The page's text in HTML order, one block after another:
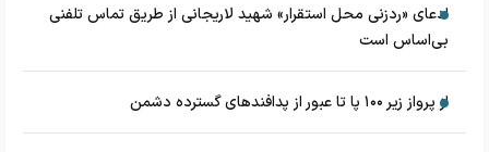
ادعای «ردزنی محل استقرار» شهید لاریجانی از طریق تماس تلفنی
بی‌اساس است
از پرواز زیر ۱۰۰ پا تا عبور از پدافند‌های گسترده دشمن